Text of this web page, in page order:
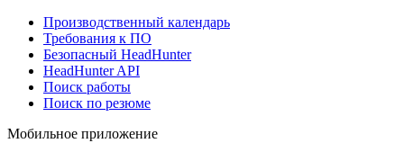
Производственный календарь
Требования к ПО
Безопасный HeadHunter
HeadHunter API
Поиск работы
Поиск по резюме
Мобильное приложение